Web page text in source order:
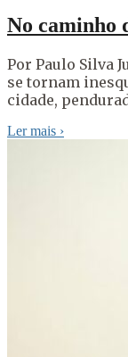
No caminho
Por Paulo Silva
se tornam
cidade,
Ler mais ›